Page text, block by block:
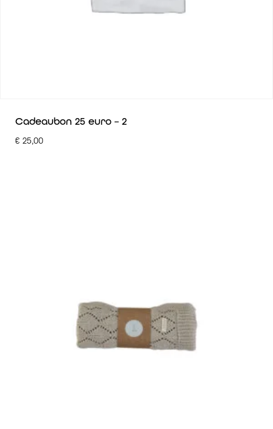
Cadeaubon 25 euro – 2
€ 25,00